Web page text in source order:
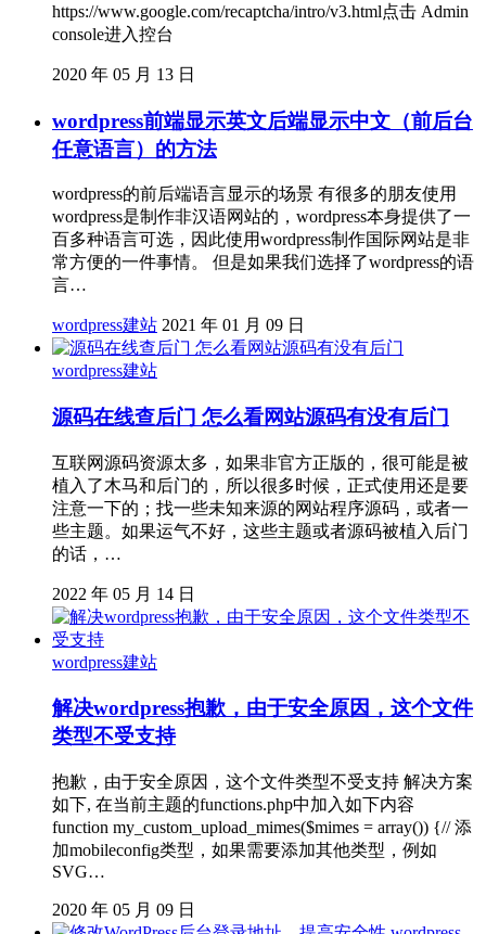
https://www.google.com/recaptcha/intro/v3.html点击 Admin
console进入控台
2020 年 05 月 13 日
wordpress前端显示英文后端显示中文（前后台
任意语言）的方法
wordpress的前后端语言显示的场景 有很多的朋友使用
wordpress是制作非汉语网站的，wordpress本身提供了一
百多种语言可选，因此使用wordpress制作国际网站是非
常方便的一件事情。 但是如果我们选择了wordpress的语
言…
wordpress建站 2021 年 01 月 09 日
wordpress建站
源码在线查后门 怎么看网站源码有没有后门
互联网源码资源太多，如果非官方正版的，很可能是被
植入了木马和后门的，所以很多时候，正式使用还是要
注意一下的；找一些未知来源的网站程序源码，或者一
些主题。如果运气不好，这些主题或者源码被植入后门
的话，…
2022 年 05 月 14 日
wordpress建站
解决wordpress抱歉，由于安全原因，这个文件
类型不受支持
抱歉，由于安全原因，这个文件类型不受支持 解决方案
如下, 在当前主题的functions.php中加入如下内容
function my_custom_upload_mimes($mimes = array()) {// 添
加mobileconfig类型，如果需要添加其他类型，例如
SVG…
2020 年 05 月 09 日